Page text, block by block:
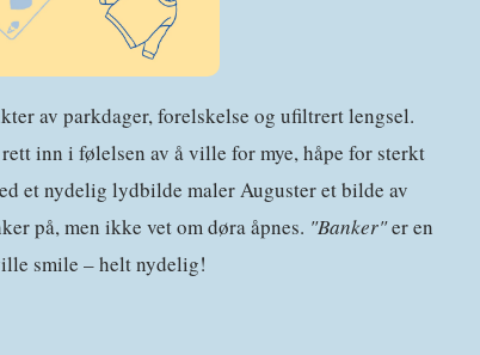
av parkdager, forelskelse og ufiltrert lengsel.
inn i følelsen av å ville for mye, håpe for sterkt
et nydelig lydbilde maler Auguster et bilde av
på, men ikke vet om døra åpnes. "Banker"er en
smile – helt nydelig!